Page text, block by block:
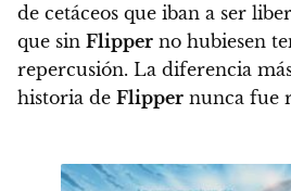
de cetáceos que iban a ser
que sin Flipper no hubiesen
repercusión. La diferencia
historia de Flipper nunca fue